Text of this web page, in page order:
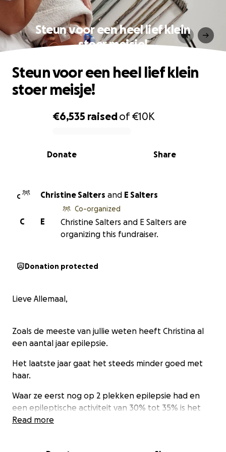
Steun voor een heel lief klein
stoer meisje!
0% complete
€6,535 raisedof€10K
Share
Donate
Steun voor een heel lief klein
stoer meisje!
C Christine Salters and E Salters
E
C
Co-organized
Christine Salters and E Salters are
organizing this fundraiser.
Donation protected
Lieve Allemaal,
Zoals de meeste van jullie weten heeft Christina al
een aantal jaar epilepsie.
Het laatste jaar gaat het steeds minder goed met
haar.
Waar ze eerst nog op 2 plekken epilepsie had en
een epileptische activiteit van 30% tot 35% is het
ondertussen op 6 plekken en heeft ze een
Read more